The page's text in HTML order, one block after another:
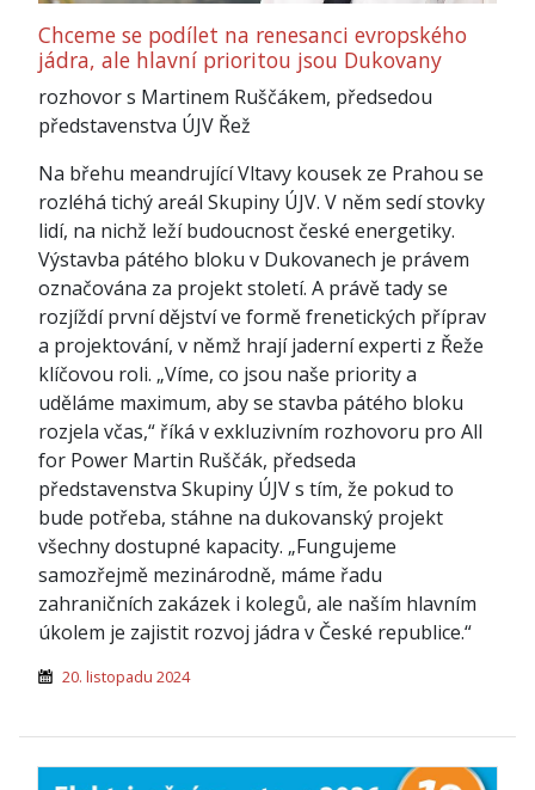
Chceme se podílet na renesanci evropského
jádra, ale hlavní prioritou jsou Dukovany
rozhovor s Martinem Ruščákem, předsedou
představenstva ÚJV Řež
Na břehu meandrující Vltavy kousek ze Prahou se
rozléhá tichý areál Skupiny ÚJV. V něm sedí stovky
lidí, na nichž leží budoucnost české energetiky.
Výstavba pátého bloku v Dukovanech je právem
označována za projekt století. A právě tady se
rozjíždí první dějství ve formě frenetických příprav
a projektování, v němž hrají jaderní experti z Řeže
klíčovou roli. „Víme, co jsou naše priority a
uděláme maximum, aby se stavba pátého bloku
rozjela včas,“ říká v exkluzivním rozhovoru pro All
for Power Martin Ruščák, předseda
představenstva Skupiny ÚJV s tím, že pokud to
bude potřeba, stáhne na dukovanský projekt
všechny dostupné kapacity. „Fungujeme
samozřejmě mezinárodně, máme řadu
zahraničních zakázek i kolegů, ale naším hlavním
úkolem je zajistit rozvoj jádra v České republice.“
20. listopadu 2024